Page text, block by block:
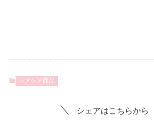
ヘアケア商品
シェアはこちらから